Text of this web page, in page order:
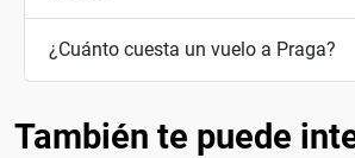
¿Cuánto cuesta un vuelo a Praga?
También te puede